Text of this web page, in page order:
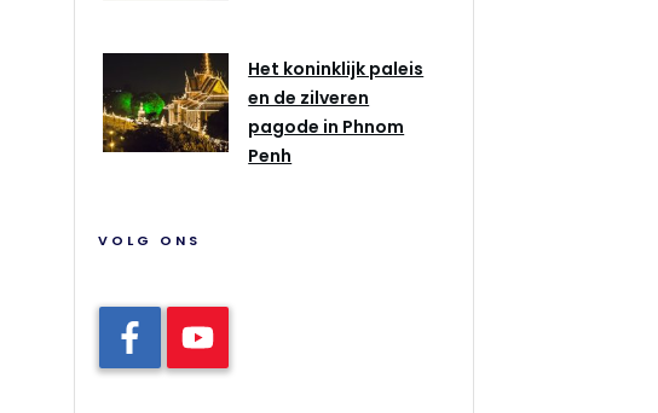
Het koninklijk paleis
en de zilveren
pagode in Phnom
Penh
VOLG ONS